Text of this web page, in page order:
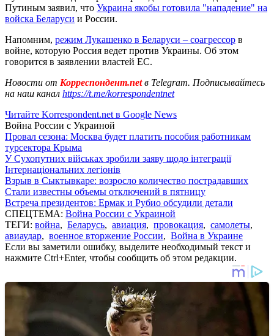
Путиным заявил, что Украина якобы готовила "нападение" на
войска Беларуси и России.
Напомним, режим Лукашенко в Беларуси – соагрессор в
войне, которую Россия ведет против Украины. Об этом
говорится в заявлении властей ЕС.
Новости от Корреспондент.netв Telegram. Подписывайтесь
на наш канал https://t.me/korrespondentnet
Читайте Korrespondent.net в Google News
Война России с Украиной
Провал сезона: Москва будет платить пособия работникам
турсектора Крыма
У Сухопутних військах зробили заяву щодо інтеграції
Інтернаціональних легіонів
Взрыв в Сыктывкаре: возросло количество пострадавших
Стали известны объемы отключений в пятницу
Встреча президентов: Ермак и Рубио обсудили детали
СПЕЦТЕМА: Война России с Украиной
ТЕГИ: война, Беларусь, авиация, провокация, самолеты,
авиаудар, военное вторжение России, Война в Украине
Если вы заметили ошибку, выделите необходимый текст и
нажмите Ctrl+Enter, чтобы сообщить об этом редакции.